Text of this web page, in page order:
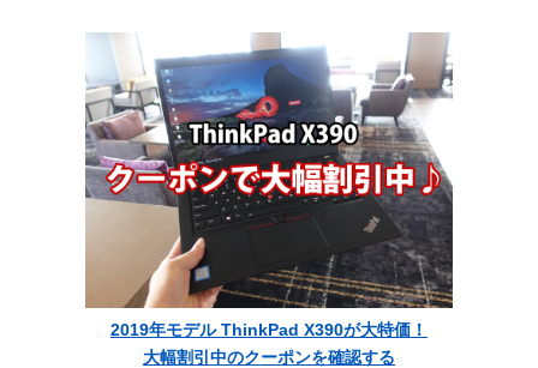
2019年モデル ThinkPad X390が大特価！
大幅割引中のクーポンを確認する